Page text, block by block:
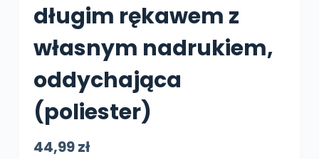
długim rękawem z
własnym nadrukiem,
oddychająca
(poliester)
44,99zł